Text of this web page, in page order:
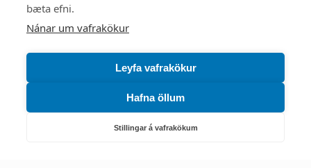
bæta efni.
Nánar um vafrakökur
Leyfa vafrakökur
Hafna öllum
Stillingar á vafrakökum
Starfsstöðvar
Náttúruverndarstofnun
Veiðimál, friðlýst svæði, landvarsla og náttúruvernd